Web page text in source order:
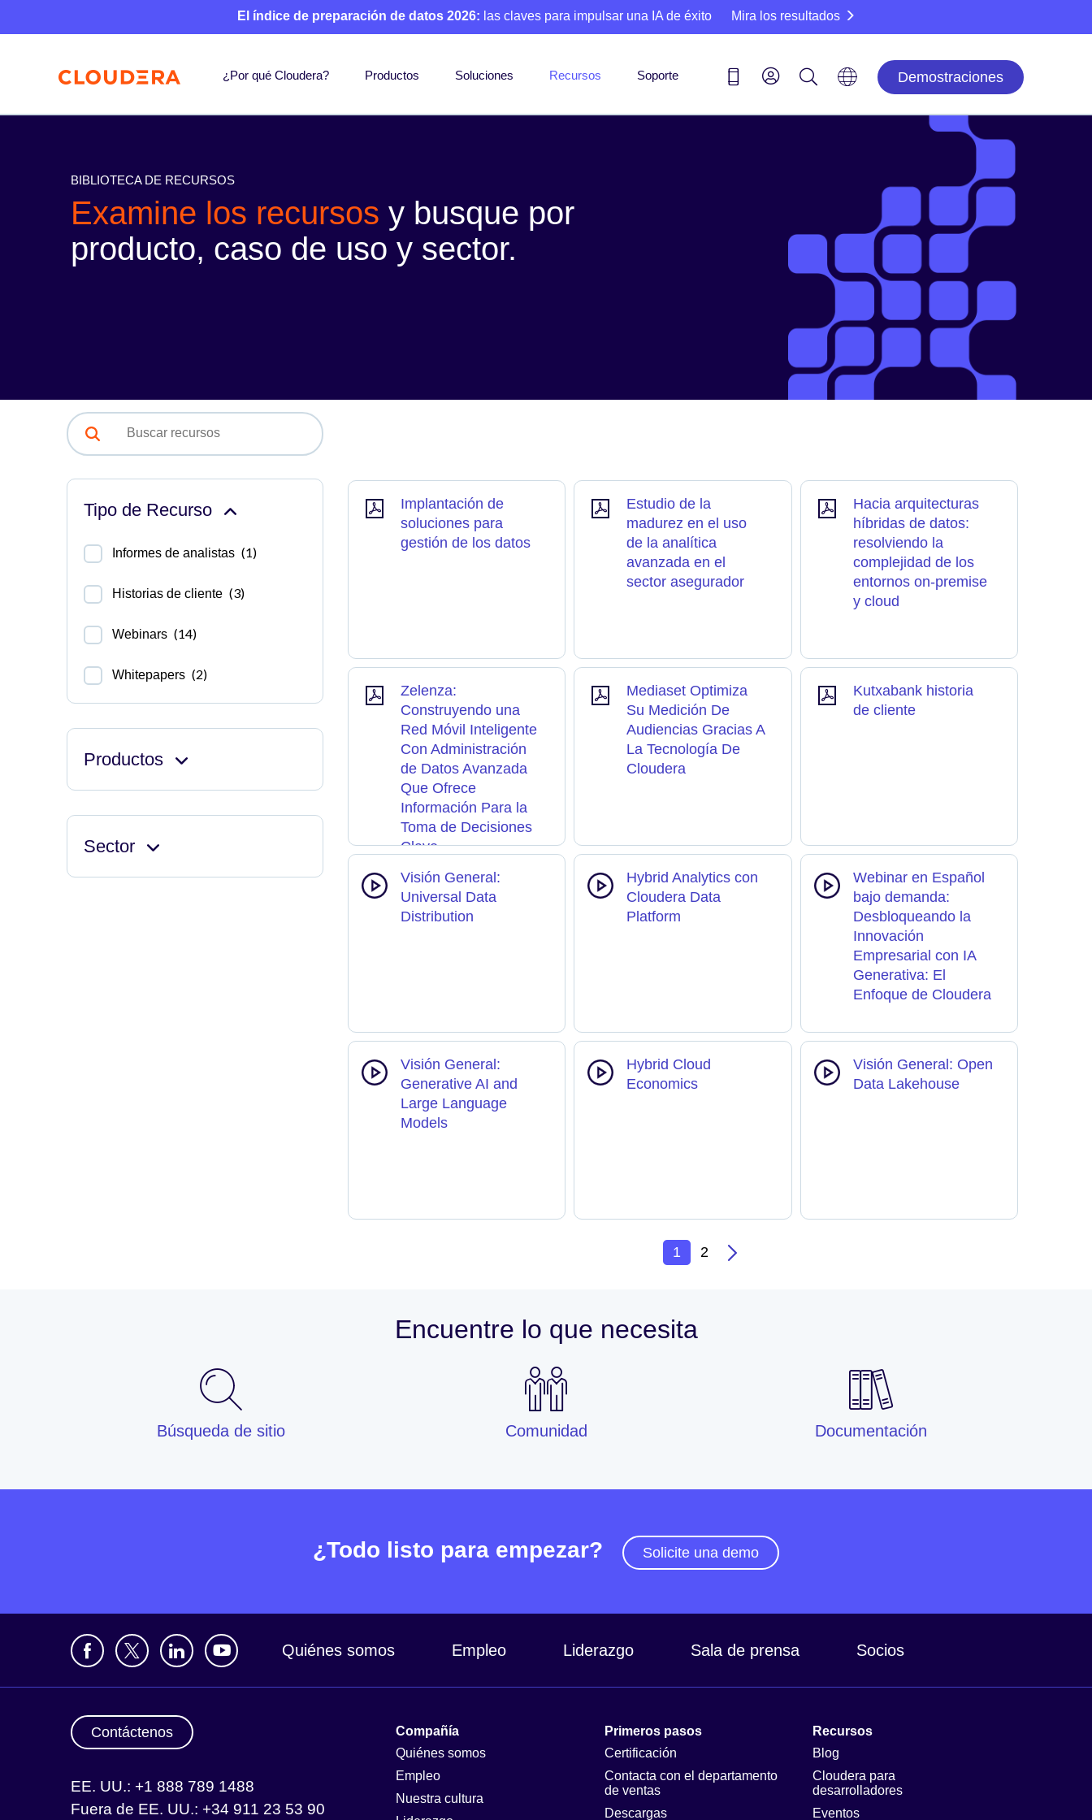
El índice de preparación de datos 2026: las claves para impulsar una IA de éxito Mira los resultados
¿Por qué Cloudera? Productos Soluciones Recursos Soporte Demostraciones
BIBLIOTECA DE RECURSOS
Examine los recursos y busque por
producto, caso de uso y sector.
Tipo de Recurso
Informes de analistas (1)
Historias de cliente (3)
Webinars (14)
Whitepapers (2)
Productos
Sector
Implantación de
soluciones para
gestión de los datos
Estudio de la
madurez en el uso
de la analítica
avanzada en el
sector asegurador
Hacia arquitecturas
híbridas de datos:
resolviendo la
complejidad de los
entornos on-premise
y cloud
Zelenza:
Construyendo una
Red Móvil Inteligente
Con Administración
de Datos Avanzada
Que Ofrece
Información Para la
Toma de Decisiones
Clave
Mediaset Optimiza
Su Medición De
Audiencias Gracias A
La Tecnología De
Cloudera
Kutxabank historia
de cliente
Visión General:
Universal Data
Distribution
Hybrid Analytics con
Cloudera Data
Platform
Webinar en Español
bajo demanda:
Desbloqueando la
Innovación
Empresarial con IA
Generativa: El
Enfoque de Cloudera
Visión General:
Generative AI and
Large Language
Models
Hybrid Cloud
Economics
Visión General: Open
Data Lakehouse
1 2
Encuentre lo que necesita
Búsqueda de sitio Comunidad Documentación
¿Todo listo para empezar? Solicite una demo
Quiénes somos Empleo Liderazgo Sala de prensa Socios
Contáctenos
EE. UU.: +1 888 789 1488
Fuera de EE. UU.: +34 911 23 53 90
Compañía
Quiénes somos
Empleo
Nuestra cultura
Primeros pasos
Certificación
Contacta con el departamento
de ventas
Descargas
Recursos
Blog
Cloudera para
desarrolladores
Eventos